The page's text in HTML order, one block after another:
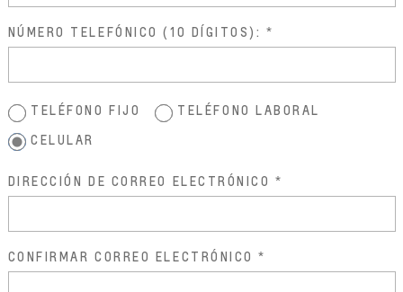
NÚMERO TELEFÓNICO (10 DÍGITOS):
TELÉFONO FIJO
TELÉFONO LABORAL
CELULAR
DIRECCIÓN DE CORREO ELECTRÓNICO
CONFIRMAR CORREO ELECTRÓNICO